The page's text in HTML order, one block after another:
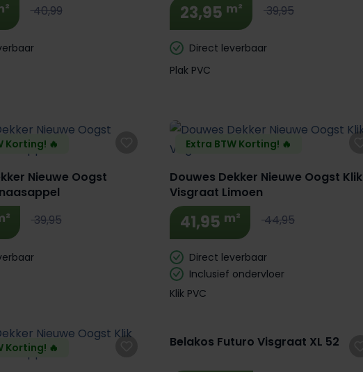
40,99 23,95 m² 39,95
Direct leverbaar
Plak PVC
Korting! 🔥
Nieuwe Oogst
39,95
Extra BTW Korting! 🔥
Douwes Dekker Nieuwe Oogst Klik
Visgraat Limoen
41,95 m² 44,95
Direct leverbaar
Inclusief ondervloer
Klik PVC
Korting! 🔥 Belakos Futuro Visgraat XL 52